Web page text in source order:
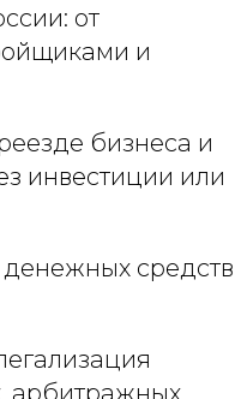
от
и
бизнеса и
инвестиции или
денежных средств